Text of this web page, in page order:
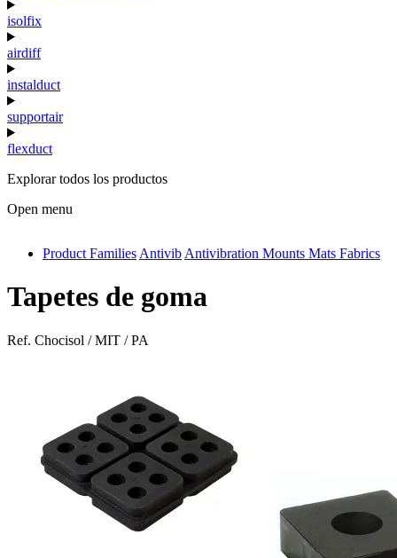
isolfix
airdiff
instalduct
supportair
flexduct
Explorar todos los productos
Open menu
antivib
isolfix
Product Families Antivib Antivibration Mounts Mats Fabrics
Tapetes de goma
Ref. Chocisol / MIT / PA